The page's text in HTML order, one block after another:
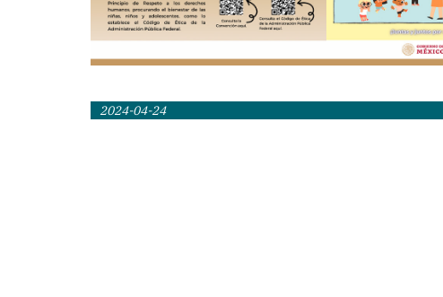
2024-04-24